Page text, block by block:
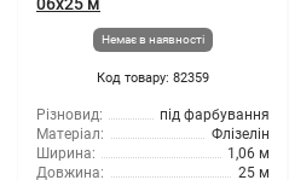
Немає в наявності
Код товару: 82359
Різновид:
під фарбування
Матеріал:
Флізелін
Ширина:
1,06 м
Довжина:
25 м